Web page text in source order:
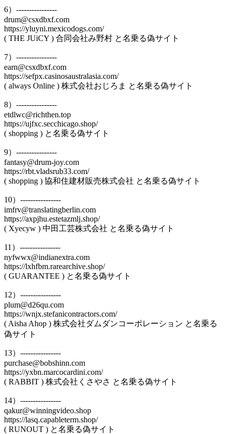
6）----------------
drum@csxdbxf.com
https://yluyni.mexicodogs.com/
( THE JUiCY ) 合同会社み野村 と名乗る偽サイト
7）----------------
earn@csxdbxf.com
https://sefpx.casinosaustralasia.com/
( always Online ) 株式会社おじろま と名乗る偽サイト
8）----------------
etdlwc@richthen.top
https://ujfxc.secchicago.shop/
( shopping ) と名乗る偽サイト
9）----------------
fantasy@drum-joy.com
https://rbt.vladsrub33.com/
( shopping ) 協和住建材販売株式会社 と名乗る偽サイト
10）----------------
imfrv@translatingberlin.com
https://axpjhu.estetazmlj.shop/
( Xyecyw ) 中田工芸株式会社 と名乗る偽サイト
11）----------------
nyfwwx@indianextra.com
https://lxhfbm.rarearchive.shop/
( GUARANTEE ) と名乗る偽サイト
12）----------------
plum@d26qu.com
https://wnjx.stefanicontractors.com/
( Aisha Ahop ) 株式会社ダムダンコーポレーション と名乗る
偽サイト
13）----------------
purchase@bobshinn.com
https://yxbn.marcocardini.com/
( RABBIT ) 株式会社くさやさ と名乗る偽サイト
14）----------------
qakur@winningvideo.shop
https://lasq.capableterm.shop/
( RUNOUT ) と名乗る偽サイト